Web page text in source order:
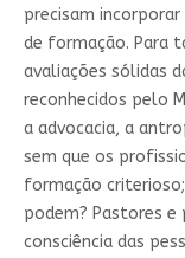
precisam
de formação. Para
avaliações sólidas
reconhecidos pelo
a advocacia, a
sem que os
formação
podem? Pastores
consciência das